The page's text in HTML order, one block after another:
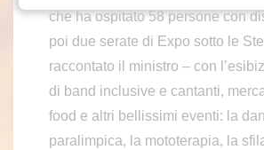
che ha ospitato 58 persone con
poi due serate di Expo sotto le
raccontato il ministro – con
di band inclusive e cantanti,
food e altri bellissimi eventi: la
paralimpica, la mototerapia, la